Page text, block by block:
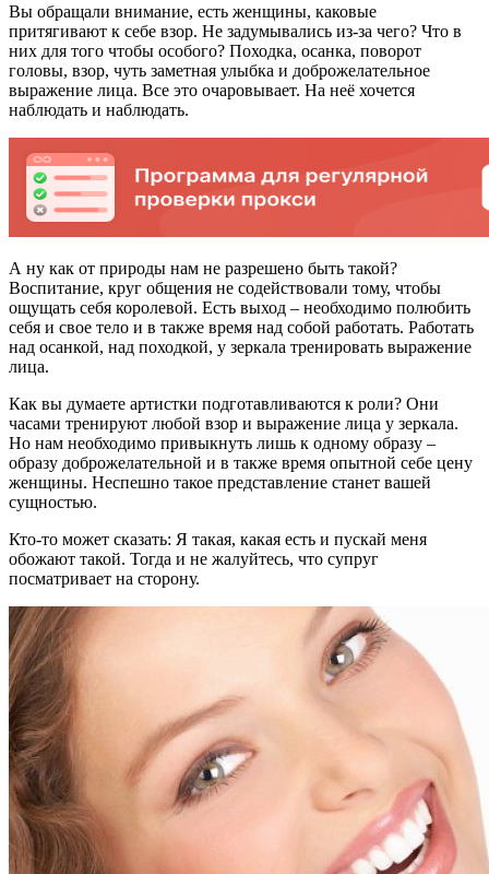
Вы обращали внимание, есть женщины, каковые
притягивают к себе взор. Не задумывались из-за чего? Что в
них для того чтобы особого? Походка, осанка, поворот
головы, взор, чуть заметная улыбка и доброжелательное
выражение лица. Все это очаровывает. На неё хочется
наблюдать и наблюдать.
А ну как от природы нам не разрешено быть такой?
Воспитание, круг общения не содействовали тому, чтобы
ощущать себя королевой. Есть выход – необходимо полюбить
себя и свое тело и в также время над собой работать. Работать
над осанкой, над походкой, у зеркала тренировать выражение
лица.
Как вы думаете артистки подготавливаются к роли? Они
часами тренируют любой взор и выражение лица у зеркала.
Но нам необходимо привыкнуть лишь к одному образу –
образу доброжелательной и в также время опытной себе цену
женщины. Неспешно такое представление станет вашей
сущностью.
Кто-то может сказать: Я такая, какая есть и пускай меня
обожают такой. Тогда и не жалуйтесь, что супруг
посматривает на сторону.